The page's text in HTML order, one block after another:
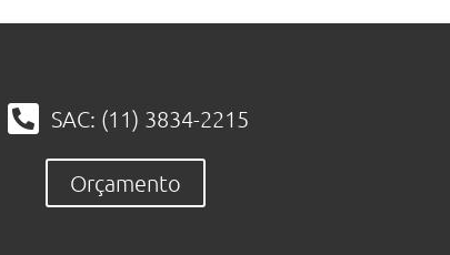
SAC: (11) 3834-2215
Orçamento